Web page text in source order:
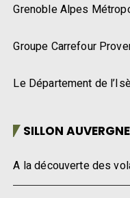
Grenoble Alpes
Groupe Carrefour
Le Département de
SILLON
A la découverte des